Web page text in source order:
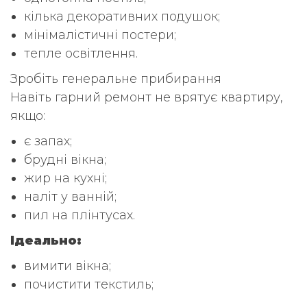
кілька декоративних подушок;
мінімалістичні постери;
тепле освітлення.
Зробіть генеральне прибирання
Навіть гарний ремонт не врятує квартиру,
якщо:
є запах;
брудні вікна;
жир на кухні;
наліт у ванній;
пил на плінтусах.
Ідеально:
вимити вікна;
почистити текстиль;